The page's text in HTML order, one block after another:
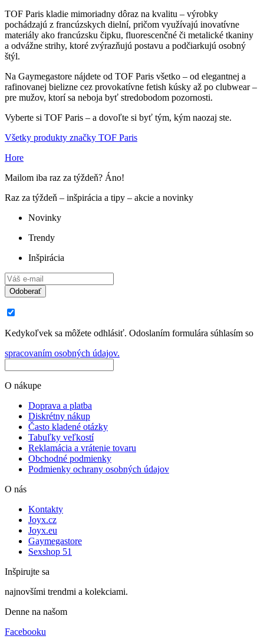
TOF Paris kladie mimoriadny dôraz na kvalitu – výrobky
pochádzajú z francúzskych dielní, pričom využívajú inovatívne
materiály ako francúzsku čipku, fluorescenčné či metalické tkaniny
a odvážne strihy, ktoré zvýrazňujú postavu a podčiarkujú osobný
štýl.
Na Gaymegastore nájdete od TOF Paris všetko – od elegantnej a
rafinovanej bielizne cez provokatívne fetish kúsky až po clubwear –
pre mužov, ktorí sa neboja byť stredobodom pozornosti.
Vyberte si TOF Paris – a dovoľte si byť tým, kým naozaj ste.
Všetky produkty značky TOF Paris
Hore
Mailom iba raz za týždeň? Áno!
Raz za týždeň – inšpirácia a tipy – akcie a novinky
Novinky
Trendy
Inšpirácia
Odoberať
Kedykoľvek sa môžete odhlásiť. Odoslaním formulára súhlasím so
spracovaním osobných údajov.
O nákupe
Doprava a platba
Diskrétny nákup
Často kladené otázky
Tabuľky veľkostí
Reklamácia a vrátenie tovaru
Obchodné podmienky
Podmienky ochrany osobných údajov
O nás
Kontakty
Joyx.cz
Joyx.eu
Gaymegastore
Sexshop 51
Inšpirujte sa
najnovšími trendmi a kolekciami.
Denne na našom
Facebooku